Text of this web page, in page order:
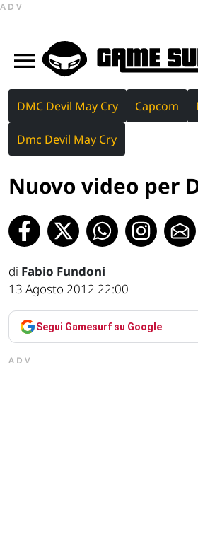
ADV
DMC Devil May Cry Capcom
Dmc Devil May Cry
Nuovo video per
di Fabio Fundoni
13 Agosto 2012 22:00
Segui Gamesurf su Google
ADV